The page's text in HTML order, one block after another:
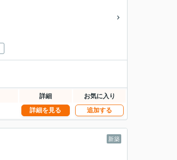
詳細 お気に入り
詳細を見る 追加する
新築